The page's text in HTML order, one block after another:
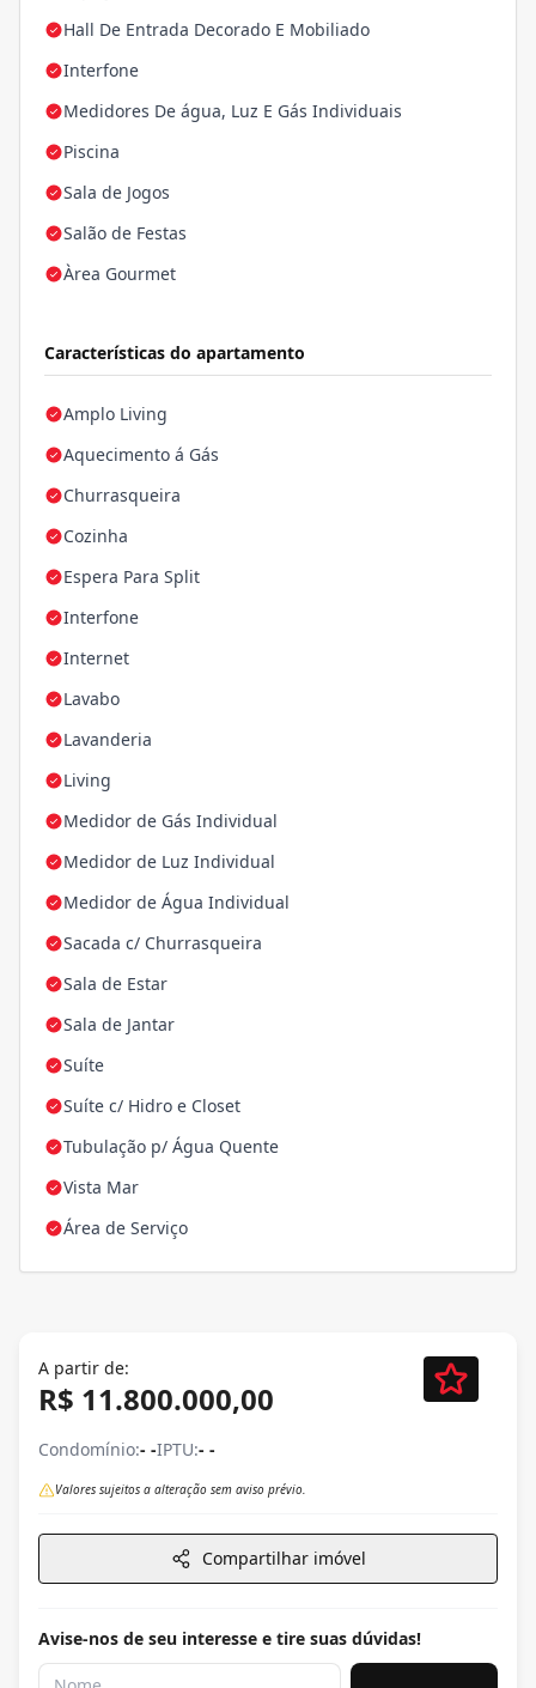
Hall De Entrada Decorado E Mobiliado
Interfone
Medidores De água, Luz E Gás Individuais
Piscina
Sala de Jogos
Salão de Festas
Àrea Gourmet
Características do apartamento
Amplo Living
Aquecimento á Gás
Churrasqueira
Cozinha
Espera Para Split
Interfone
Internet
Lavabo
Lavanderia
Living
Medidor de Gás Individual
Medidor de Luz Individual
Medidor de Água Individual
Sacada c/ Churrasqueira
Sala de Estar
Sala de Jantar
Suíte
Suíte c/ Hidro e Closet
Tubulação p/ Água Quente
Vista Mar
Área de Serviço
A partir de:
R$ 11.800.000,00
Condomínio:- -IPTU:- -
Valores sujeitos a alteração sem aviso prévio.
Compartilhar imóvel
Avise-nos de seu interesse e tire suas dúvidas!